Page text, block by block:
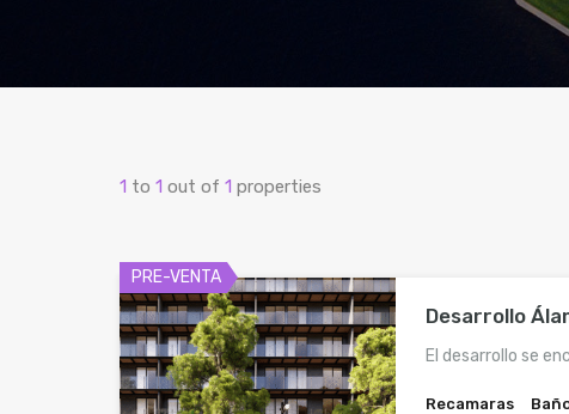
1 to 1 out of 1 properties
PRE-VENTA
Desarrollo
El desarrollo se
Recamaras